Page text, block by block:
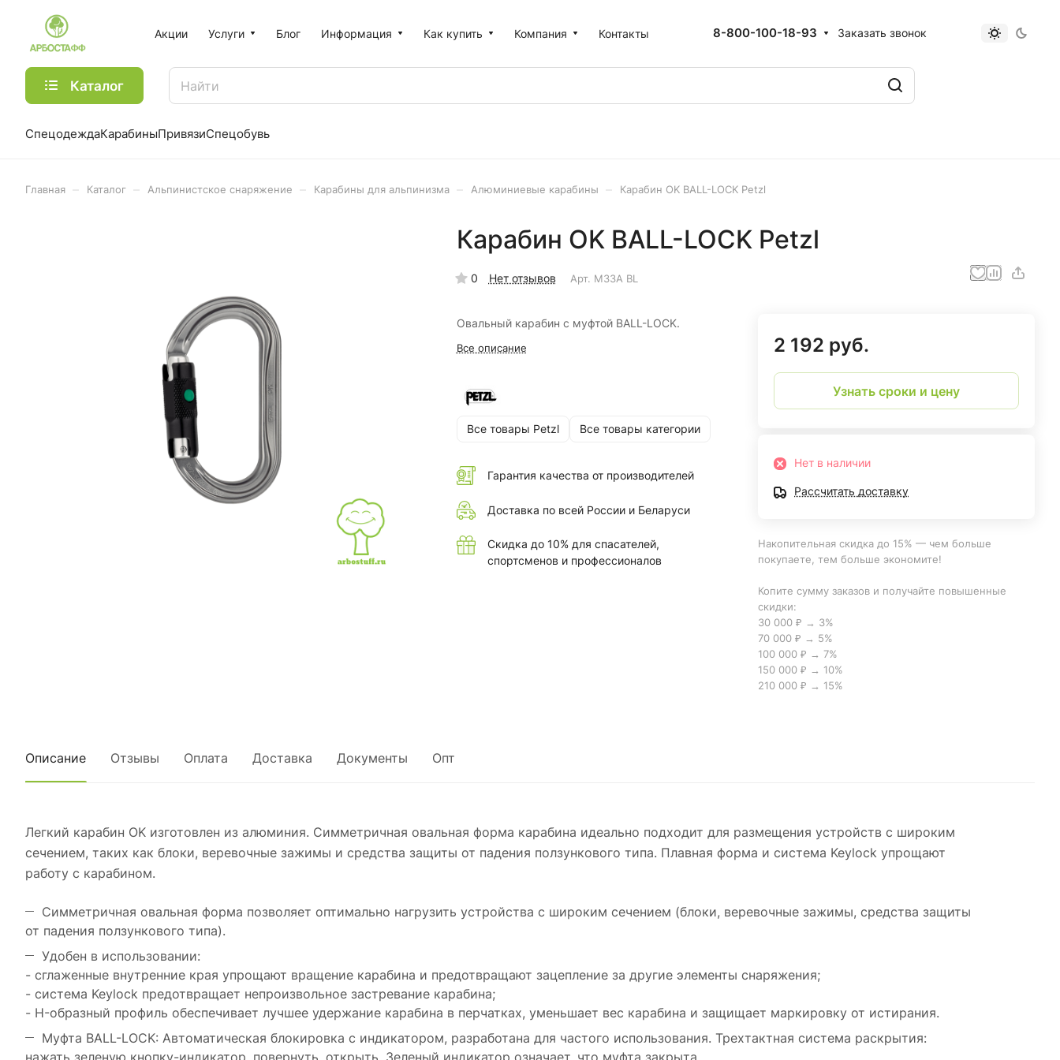
Акции Услуги Блог Информация Как купить Компания Контакты 8-800-100-18-93 Заказать звонок
Каталог
СпецодеждаКарабиныПривязиСпецобувь
Главная Каталог Альпинистское снаряжение Карабины для альпинизма Алюминиевые карабины Карабин OK BALL-LOCK Petzl
Карабин OK BALL-LOCK Petzl
0 Нет отзывов Арт. M33A BL
Овальный карабин с муфтой BALL-LOCK.
Все описание
Все товары Petzl Все товары категории
Гарантия качества от производителей
Доставка по всей России и Беларуси
Скидка до 10% для спасателей,
спортсменов и профессионалов
2 192 руб.
Узнать сроки и цену
Нет в наличии
Рассчитать доставку
Накопительная скидка до 15% — чем больше
покупаете, тем больше экономите!
Копите сумму заказов и получайте повышенные
скидки:
30 000 ₽ → 3%
70 000 ₽ → 5%
100 000 ₽ → 7%
150 000 ₽ → 10%
210 000 ₽ → 15%
Описание Отзывы Оплата Доставка Документы Опт
Легкий карабин OK изготовлен из алюминия. Симметричная овальная форма карабина идеально подходит для размещения устройств с широким
сечением, таких как блоки, веревочные зажимы и средства защиты от падения ползункового типа. Плавная форма и система Keylock упрощают
работу с карабином.
Симметричная овальная форма позволяет оптимально нагрузить устройства с широким сечением (блоки, веревочные зажимы, средства защиты
от падения ползункового типа).
Удобен в использовании:
- сглаженные внутренние края упрощают вращение карабина и предотвращают зацепление за другие элементы снаряжения;
- система Keylock предотвращает непроизвольное застревание карабина;
- H-образный профиль обеспечивает лучшее удержание карабина в перчатках, уменьшает вес карабина и защищает маркировку от истирания.
Муфта BALL-LOCK: Автоматическая блокировка с индикатором, разработана для частого использования. Трехтактная система раскрытия:
нажать зеленую кнопку-индикатор, повернуть, открыть. Зеленый индикатор означает, что муфта закрыта.